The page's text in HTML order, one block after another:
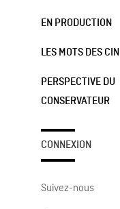
EN PRODUCTION
LES MOTS DES
PERSPECTIVE DU
CONSERVATEUR
CONNEXION
Suivez-nous